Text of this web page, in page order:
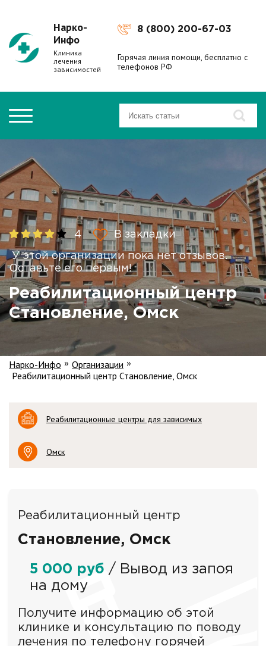
Нарко-
Инфо
Клиника
лечения
зависимостей
8 (800) 200-67-03
Горячая линия помощи, бесплатно с
телефонов РФ
4 В закладки
У этой организации пока нет отзывов.
Оставьте его первым!
Реабилитационный центр
Становление, Омск
Нарко-Инфо » Организации »
Реабилитационный центр Становление, Омск
Реабилитационные центры для зависимых
Омск
Реабилитационный центр
Становление, Омск
5 000 руб / Вывод из запоя
на дому
Получите информацию об этой
клинике и консультацию по поводу
лечения по телефону горячей